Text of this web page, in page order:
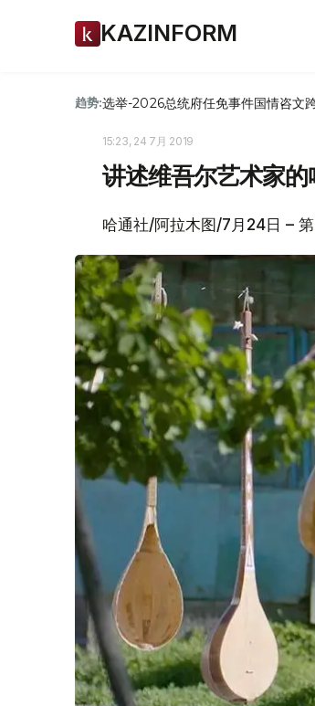
KAZINFORM
趋势:选举-2026总统府任免事件国情咨文
15:23, 24 7月 2019
讲述维吾尔艺术家
哈通社/阿拉木图/7月24日 –